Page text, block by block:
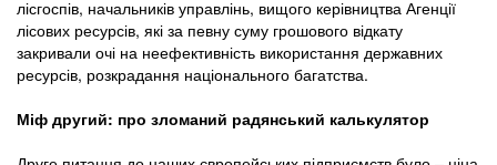
лісгоспів, начальників управлінь, вищого керівництва Агенції
лісових ресурсів, які за певну суму грошового відкату
закривали очі на неефективність використання державних
ресурсів, розкрадання національного багатства.
Міф другий: про зломаний радянський калькулятор